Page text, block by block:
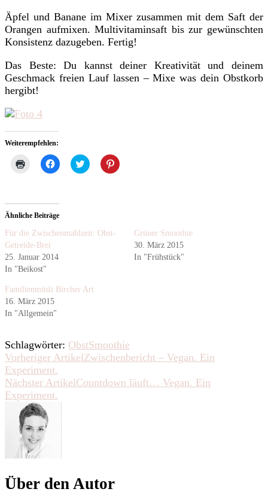
Äpfel und Banane im Mixer zusammen mit dem Saft der
Orangen aufmixen. Multivitaminsaft bis zur gewünschten
Konsistenz dazugeben. Fertig!
Das Beste: Du kannst deiner Kreativität und deinem
Geschmack freien Lauf lassen – Mixe was dein Obstkorb
hergibt!
Weiterempfehlen:
Klicken
zum
neuem
geöffnet)
Klick,
um
teilen
in
Fenster
Klick,
um
Fenster
Klick,
um
Fenster
geöffnet)
Ähnliche Beiträge
Für die Zwischenmahlzeit: Obst-
Getreide-Brei
25. Januar 2014
In "Beikost"
Grüner Smoothie
30. März 2015
In "Frühstück"
Familienmüsli Bircher Art
16. März 2015
In "Allgemein"
Schlagwörter: ObstSmoothie
Beitragsnavigation
Vorheriger ArtikelZwischenbericht – Vegan. Ein
Experiment.
Nächster ArtikelCountdown läuft… Vegan. Ein
Experiment.
Über den Autor